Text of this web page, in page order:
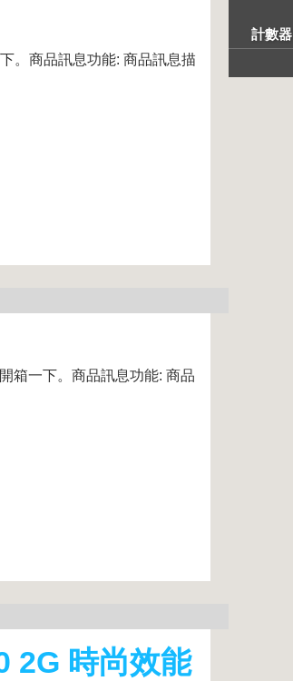
。商品訊息功能: 商品訊息描
箱一下。商品訊息功能: 商品
2G 時尚效能
計數器